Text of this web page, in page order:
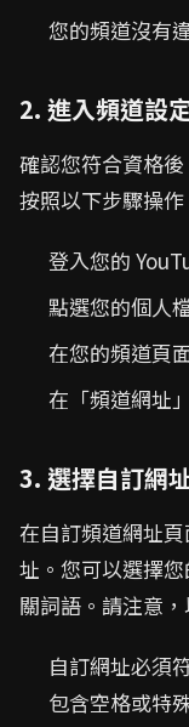
您的頻道沒有
2. 進入頻道設
確認您符合資格
按照以下步驟操作
登入您的
點選您的個人
在您的頻道頁
在「頻道網址
3. 選擇自訂網
在自訂頻道網址
址。您可以選擇
關詞語。請注意，
自訂網址必須
包含空格或特